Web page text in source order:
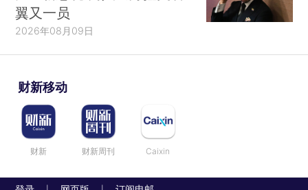
翼又一员
2026年08月09日
财新移动
财新 财新周刊 Caixin